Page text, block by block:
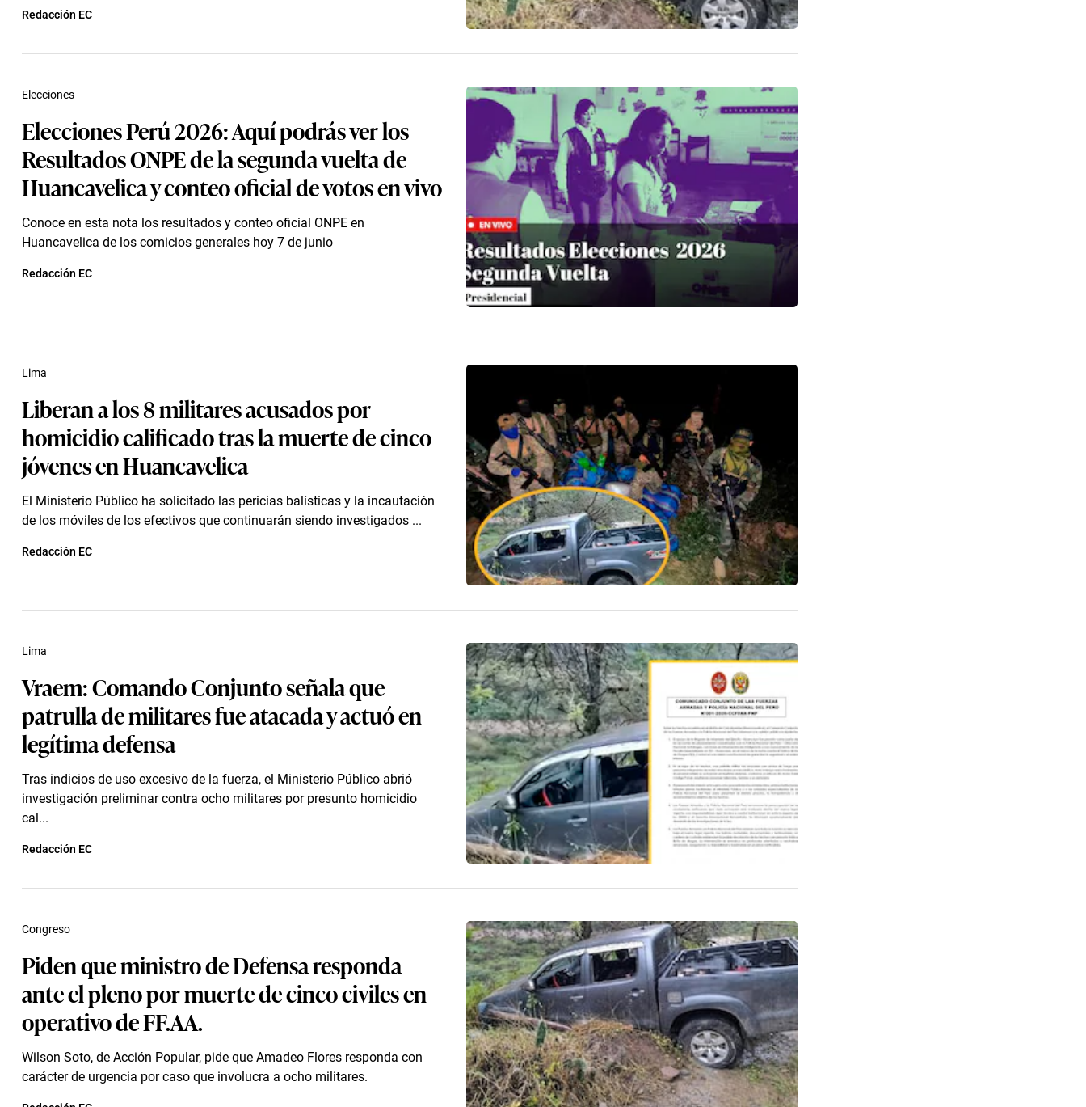
Redacción EC
Elecciones Perú 2026: Aquí podrás ver los
Resultados ONPE de la segunda vuelta de
Huancavelica y conteo oficial de votos en vivo
Conoce en esta nota los resultados y conteo oficial ONPE en
Huancavelica de los comicios generales hoy 7 de junio
Elecciones
Redacción EC
Liberan a los 8 militares acusados por
homicidio calificado tras la muerte de cinco
jóvenes en Huancavelica
El Ministerio Público ha solicitado las pericias balísticas y la incautación
de los móviles de los efectivos que continuarán siendo investigados ...
Lima
Redacción EC
Vraem: Comando Conjunto señala que
patrulla de militares fue atacada y actuó en
legítima defensa
Tras indicios de uso excesivo de la fuerza, el Ministerio Público abrió
investigación preliminar contra ocho militares por presunto homicidio
cal...
Lima
Redacción EC
Piden que ministro de Defensa responda
ante el pleno por muerte de cinco civiles en
operativo de FF.AA.
Wilson Soto, de Acción Popular, pide que Amadeo Flores responda con
carácter de urgencia por caso que involucra a ocho militares.
Congreso